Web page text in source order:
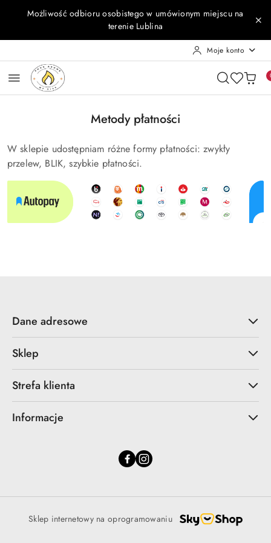
Przejdź do treści głównej
Przejdź do wyszukiwarki
Przejdź do moje konto
Przejdź do menu głównego
Przejdź do stopki
Możliwość odbioru osobistego w umówionym miejscu na
terenie Lublina
Moje konto
Metody płatności
W sklepie udostępniam różne formy płatności: zwykły
przelew, BLIK, szybkie płatności.
Dane adresowe
Sklep
Strefa klienta
Informacje
Sklep internetowy na oprogramowaniu